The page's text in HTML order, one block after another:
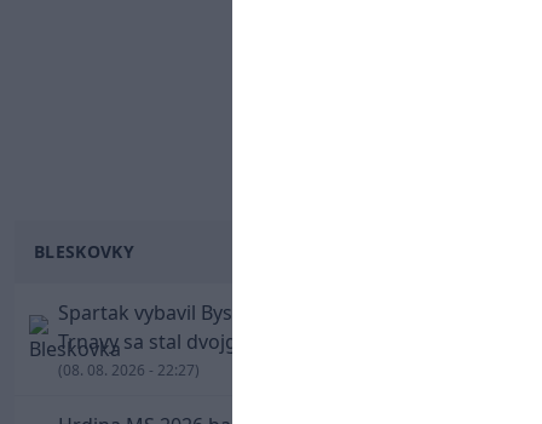
BLESKOVKY
Spartak vybavil Bystricu za pár minút: Hrdinom
Trnavy sa stal dvojgólový Polťák
(08. 08. 2026 - 22:27)